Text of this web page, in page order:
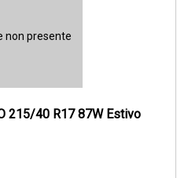
non presente
215/40 R17 87W Estivo